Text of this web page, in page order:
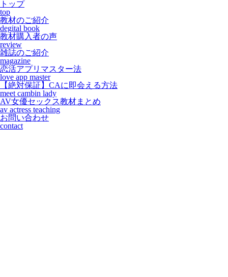
トップ
top
教材のご紹介
degital book
教材購入者の声
review
雑誌のご紹介
magazine
恋活アプリマスター法
love app master
【絶対保証】CAに即会える方法
meet cambin lady
AV女優セックス教材まとめ
av actress teaching
お問い合わせ
contact